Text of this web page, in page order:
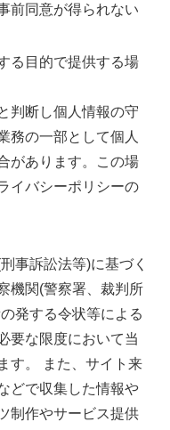
前同意が得られない
る目的で提供する場
判断し個人情報の守
務の一部として個人
があります。この場
イバシーポリシーの
事訴訟法等)に基づく
機関(警察署、裁判所
発する令状等による
要な限度において当
す。 また、サイト来
どで収集した情報や
制作やサービス提供